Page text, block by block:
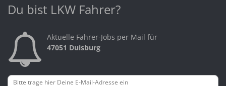
Du bist LKW Fahrer?
Aktuelle Fahrer-Jobs per Mail für
47051 Duisburg